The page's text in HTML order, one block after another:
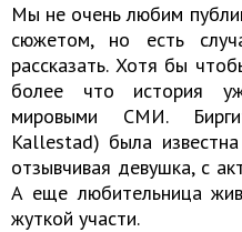
Мы не очень любим
сюжетом, но есть
рассказать. Хотя бы
более что история
мировыми СМИ.
Kallestad) была
отзывчивая девушка, с
А еще любительница
жуткой участи.